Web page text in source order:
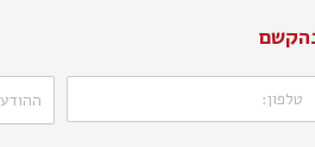
ההודעה
שלך: